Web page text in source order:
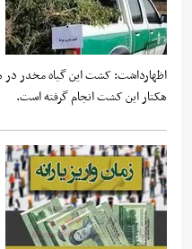
اظهارداشت: کشت این گیاه مخدر
هکتار این کشت انجام گرفته است.